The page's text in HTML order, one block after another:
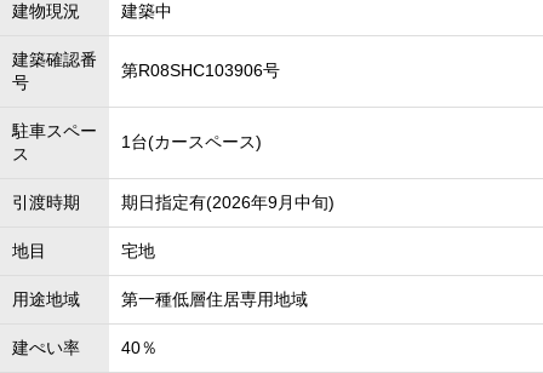
建物現況 建築中
建築確認番
号
第R08SHC103906号
駐車スペー
ス
1台(カースペース)
引渡時期 期日指定有(2026年9月中旬)
地目 宅地
用途地域 第一種低層住居専用地域
建ぺい率 40％